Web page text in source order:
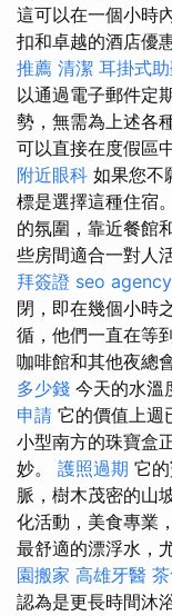
這可以在一個小時
扣和卓越的酒店優
推薦 清潔 耳掛式
以通過電子郵件定
勢，無需為上述各
可以直接在度假區
附近眼科 如果您不
標是選擇這種住宿
的氛圍，靠近餐館
些房間適合一對人
拜簽證 seo agency
閉，即在幾個小時
循，他們一直在等
咖啡館和其他夜總
多少錢 今天的水溫
申請 它的價值上週
小型南方的珠寶盒
妙。 護照過期 它
脈，樹木茂密的山
化活動，美食專業
最舒適的漂浮水，
園搬家 高雄牙醫
認為是更長時間沐